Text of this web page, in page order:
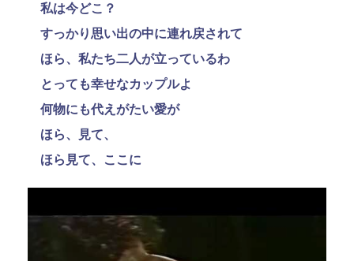
私は今どこ？
すっかり思い出の中に連れ戻されて
ほら、私たち二人が立っているわ
とっても幸せなカップルよ
何物にも代えがたい愛が
ほら、見て、
ほら見て、ここに